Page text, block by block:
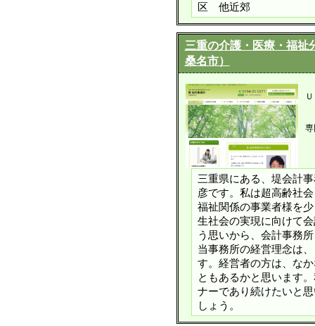
区 他近郊
三重の介護・医療・福祉
桑名市）
専
三重県にある、堤会計
彦です。私は超高齢社
福祉関係の事業者様を
生社会の実現に向けて
う思いから、会計事務
当事務所の経営理念は
す。経営者の方は、な
ともあるかと思います
ナーであり続けたいと
しょう。